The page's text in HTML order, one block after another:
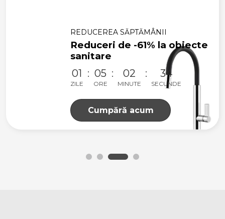
REDUCEREA SĂPTĂMÂNII
Reduceri de -61% la obiecte
sanitare
01
ZILE
05
ORE
02
MINUTE
33
SECUNDE
Cumpără acum